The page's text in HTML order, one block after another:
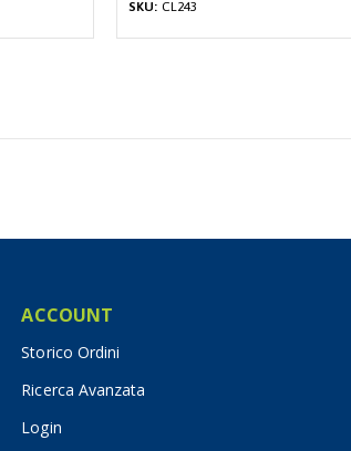
SKU: CL243
ACCOUNT
Storico Ordini
Ricerca Avanzata
Login